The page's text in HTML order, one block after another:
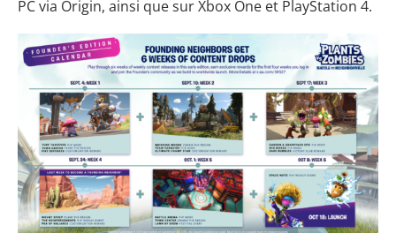
PC via Origin, ainsi que sur Xbox One et PlayStation 4.